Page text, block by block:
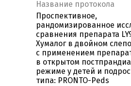
Название протокола
Проспективное,
рандомизированное
сравнения препарата
Хумалог в двойном
с применением
в открытом
режиме у детей и
типа: PRONTO-Peds